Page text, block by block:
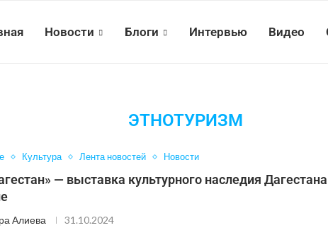
Новости Блоги Интервью Видео
ЭТНОТУРИЗМ
Культура Лента новостей Новости
— выставка культурного наследия
Алиева 31.10.2024